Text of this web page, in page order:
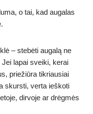
o tai, kad augalas
– stebėti augalą ne
Jei lapai sveiki, kerai
priežiūra tikriausiai
skursti, verta ieškoti
dirvoje ar drėgmės